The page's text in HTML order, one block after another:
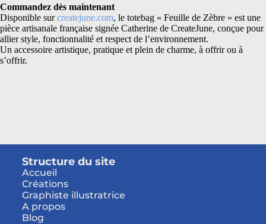
Commandez dès maintenant
Disponible surcreatejune.com, le totebag « Feuille de Zèbre » est une
pièce artisanale française signée Catherine de CreateJune, conçue pour
allier style, fonctionnalité et respect de l’environnement.
Un accessoire artistique, pratique et plein de charme, à offrir ou à
s’offrir.
Structure du site
Accueil
Créations
Graphiste illustratrice
A propos
Blog